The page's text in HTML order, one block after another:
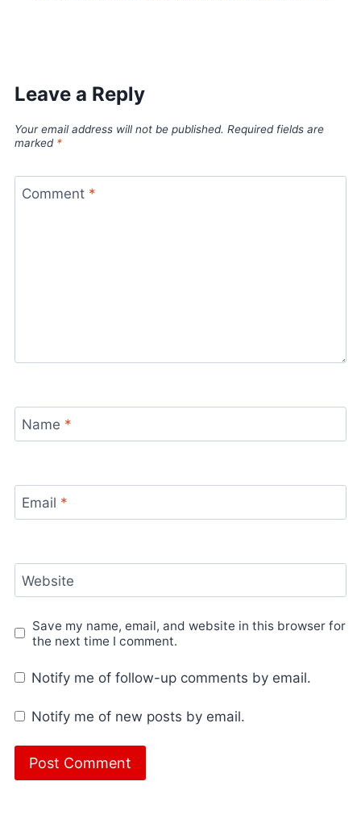
Leave a Reply
Your email address will not be published. Required fields are
marked *
Comment *
Name *
Email *
Website
Save my name, email, and website in this browser for
the next time I comment.
Notify me of follow-up comments by email.
Notify me of new posts by email.